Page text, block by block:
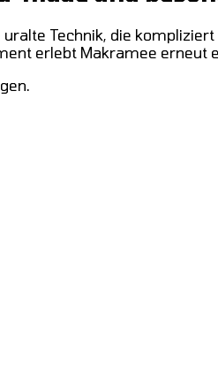
Technik, die
erlebt Makramee erneut